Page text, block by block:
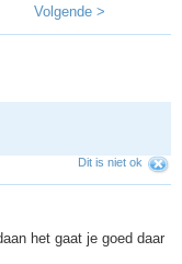
Volgende >
Dit is niet ok
het gaat je goed daar